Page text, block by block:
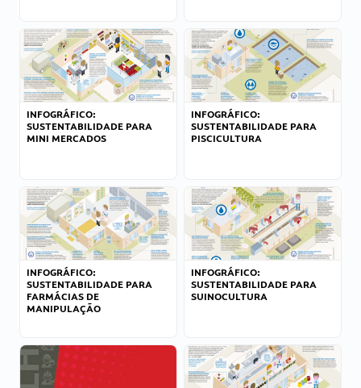
INFOGRÁFICO:
SUSTENTABILIDADE PARA
MINI MERCADOS
INFOGRÁFICO:
SUSTENTABILIDADE PARA
PISCICULTURA
INFOGRÁFICO:
SUSTENTABILIDADE PARA
FARMÁCIAS DE
MANIPULAÇÃO
INFOGRÁFICO:
SUSTENTABILIDADE PARA
SUINOCULTURA